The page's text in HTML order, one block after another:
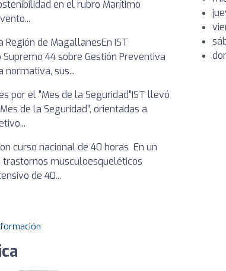
en el rubro Marítimo
de MagallanesEn IST
44 sobre Gestión Preventiva
normativa, sus...
por el "Mes de la Seguridad"IST llevó
de la Seguridad”, orientadas a
curso nacional de 40 horas En un
musculoesqueléticos
de 40...